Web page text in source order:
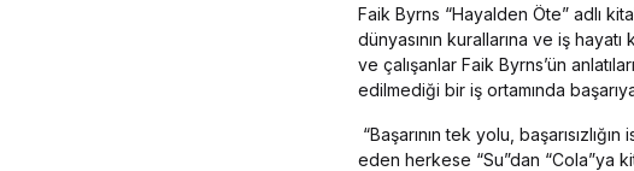
Faik Byrns “Hayalden Öte” adlı
dünyasının kurallarına ve iş
ve çalışanlar Faik Byrns’ün
edilmediği bir iş ortamında
“Başarının tek yolu,
eden herkese “Su”dan “Cola”ya